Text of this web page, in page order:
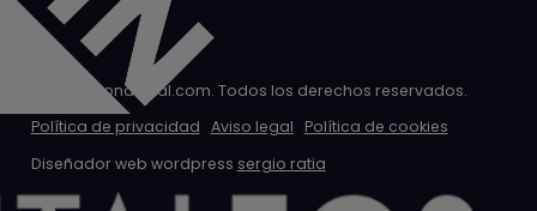
© 2026 clondigital.com. Todos los derechos reservados.
Política de privacidad Aviso legal
Política de cookies
Diseñador web wordpress sergio ratia